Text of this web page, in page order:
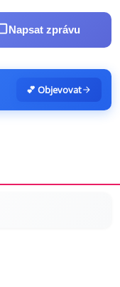
Napsat zprávu
💕 Objevovat